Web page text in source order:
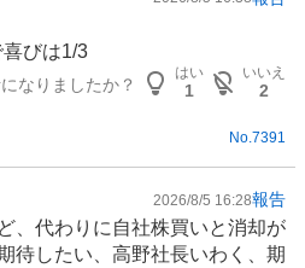
びは1/3
なりましたか？
はい
1
いいえ
2
No. 7391
2026/8/5 16:28報告
、代わりに自社株買いと消却が
待したい、高野社長いわく、期